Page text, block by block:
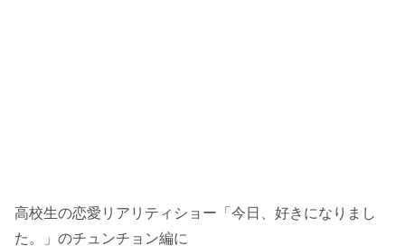
高校生の恋愛リアリティショー「今日、好きになりまし
た。」のチュンチョン編に